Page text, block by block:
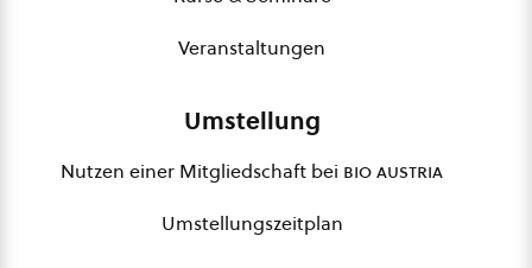
Veranstaltungen
Umstellung
Nutzen einer Mitgliedschaft bei bio austria
Umstellungszeitplan